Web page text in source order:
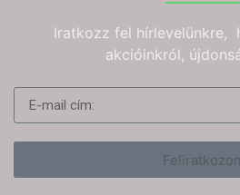
Iratkozz fel hírlevelünkre,
akcióinkról,